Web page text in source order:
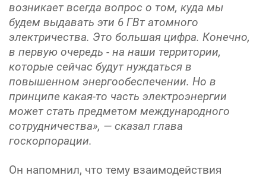
возникает всегда вопрос о том, куда мы
будем выдавать эти 6 ГВт атомного
электричества. Это большая цифра. Конечно,
в первую очередь - на наши территории,
которые сейчас будут нуждаться в
повышенном энергообеспечении. Но в
принципе какая-то часть электроэнергии
может стать предметом международного
сотрудничества», — сказал глава
госкорпорации.
Он напомнил, что тему взаимодействия